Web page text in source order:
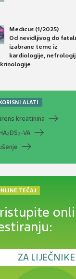
Medicus (1/2025)
Od nevidljivog do
izabrane teme iz
kardiologije,
ALATI
kreatinina
2DS2-VA
TEČAJ
ZA LIJEČNIKE